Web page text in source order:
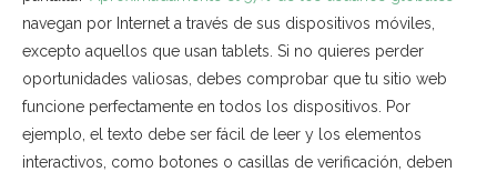
navegan por Internet a través de sus dispositivos móviles,
excepto aquellos que usan tablets. Si no quieres perder
oportunidades valiosas, debes comprobar que tu sitio web
funcione perfectamente en todos los dispositivos. Por
ejemplo, el texto debe ser fácil de leer y los elementos
interactivos, como botones o casillas de verificación, deben